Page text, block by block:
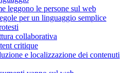
leggono le persone sul web
per un linguaggio semplice
collaborativa
critique
e localizzazione dei contenuti